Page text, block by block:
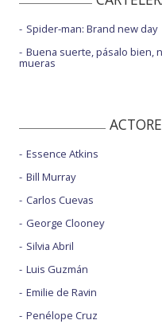
Spider-man: Brand new day
Buena suerte, pásalo bien,
mueras
Essence Atkins
Bill Murray
Carlos Cuevas
George Clooney
Silvia Abril
Luis Guzmán
Emilie de Ravin
Penélope Cruz